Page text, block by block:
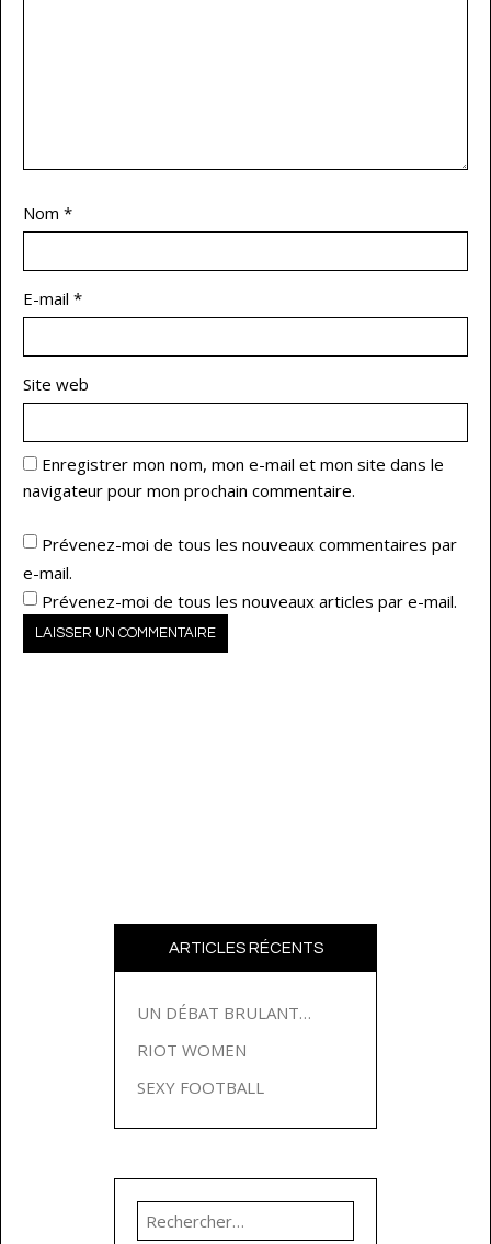
Nom *
E-mail *
Site web
Enregistrer mon nom, mon e-mail et mon site dans le
navigateur pour mon prochain commentaire.
Prévenez-moi de tous les nouveaux commentaires par
e-mail.
Prévenez-moi de tous les nouveaux articles par e-mail.
ARTICLES RÉCENTS
UN DÉBAT BRULANT…
RIOT WOMEN
SEXY FOOTBALL
Rechercher :